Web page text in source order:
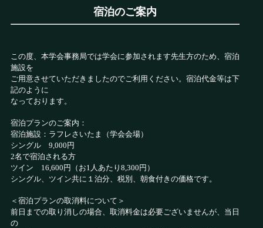
宿泊のご案内
この度、本学会事務局では学会に参加されます先生方のため、宿泊
施設を
ご用意させていただきましたのでご利用ください。宿泊代金等は下
記のように
なっております。
宿泊プランのご案内：
宿泊施設：ラフレさいたま（学会会場）
シングル 9,000円
2名で宿泊される方
ツイン 16,600円（お1人あたり8,300円）
シングル、ツイン共に１泊分、税別、朝食付きの価格です。
＜宿泊プランの取消料について＞
前日までの取り消しの場合、取消料金は必要ございませんが、当日
の